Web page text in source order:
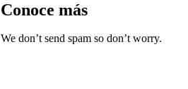
Conoce más
We don’t send spam so don’t worry.